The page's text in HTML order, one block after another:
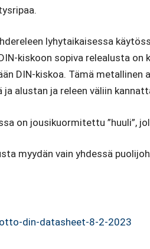
lyhytaikaisessa
kiskoon sopiva relealusta on
DIN-kiskoa. Tämä metallinen
ja alustan ja releen väliin
on jousikuormitettu ”huuli”,
myydän vain yhdessä
din-datasheet-8-2-2023